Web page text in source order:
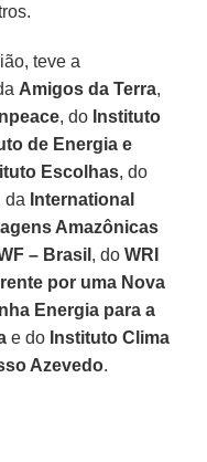
teve a
Amigos da Terra,
, do Instituto
de Energia e
Escolhas, do
da International
Amazônicas
– Brasil , doWRI
por uma Nova
Energia para a
e do Instituto Clima
Azevedo.